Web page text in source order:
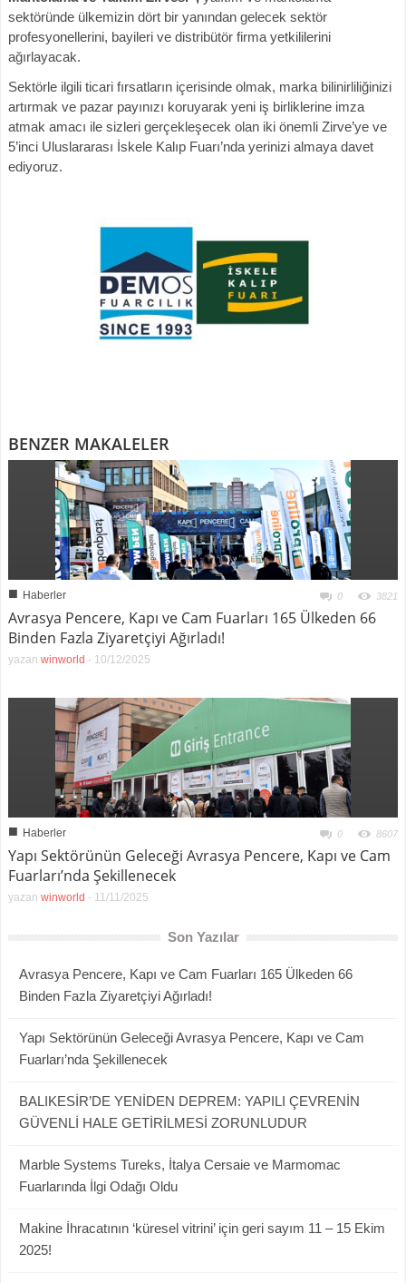
sektöründe ülkemizin dört bir yanından gelecek sektör
profesyonellerini, bayileri ve distribütör firma yetkililerini
ağırlayacak.
Sektörle ilgili ticari fırsatların içerisinde olmak, marka bilinirliliğinizi
artırmak ve pazar payınızı koruyarak yeni iş birliklerine imza
atmak amacı ile sizleri gerçekleşecek olan iki önemli Zirve’ye ve
5’inci Uluslararası İskele Kalıp Fuarı’nda yerinizi almaya davet
ediyoruz.
BENZER MAKALELER
■ Haberler 0 3821
Avrasya Pencere, Kapı ve Cam Fuarları 165 Ülkeden 66
Binden Fazla Ziyaretçiyi Ağırladı!
yazan winworld - 10/12/2025
■ Haberler 0 8607
Yapı Sektörünün Geleceği Avrasya Pencere, Kapı ve Cam
Fuarları’nda Şekillenecek
yazan winworld - 11/11/2025
Son Yazılar
Avrasya Pencere, Kapı ve Cam Fuarları 165 Ülkeden 66
Binden Fazla Ziyaretçiyi Ağırladı!
Yapı Sektörünün Geleceği Avrasya Pencere, Kapı ve Cam
Fuarları’nda Şekillenecek
BALIKESİR’DE YENİDEN DEPREM: YAPILI ÇEVRENİN
GÜVENLİ HALE GETİRİLMESİ ZORUNLUDUR
Marble Systems Tureks, İtalya Cersaie ve Marmomac
Fuarlarında İlgi Odağı Oldu
Makine İhracatının ‘küresel vitrini’ için geri sayım 11 – 15 Ekim
2025!